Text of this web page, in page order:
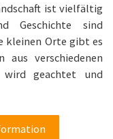
ist vielfältig
Geschichte sind
kleinen Orte gibt es
verschiedenen
wird geachtet und